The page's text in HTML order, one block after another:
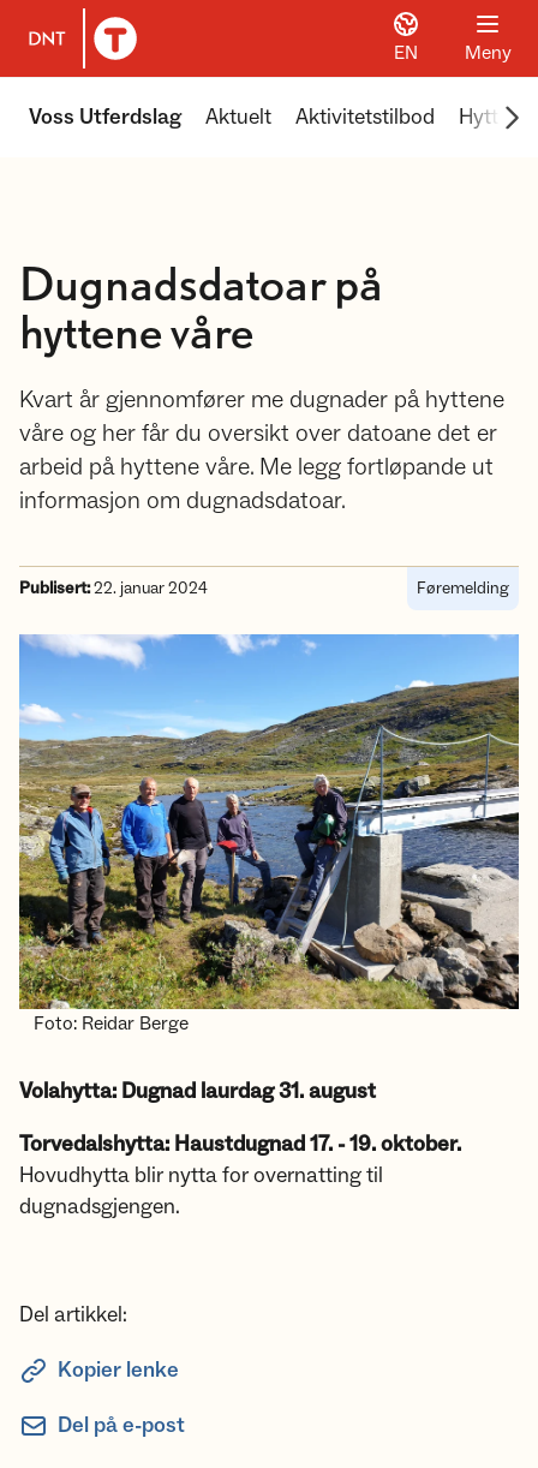
Til DNT.no forside
EN Meny
Voss Utferdslag Aktuelt Aktivitetstilbod Hyttene
Dugnadsdatoar på
hyttene våre
Kvart år gjennomfører me dugnader på hyttene
våre og her får du oversikt over datoane det er
arbeid på hyttene våre. Me legg fortløpande ut
informasjon om dugnadsdatoar.
Publisert:22. januar 2024 Føremelding
Foto: Reidar Berge
Volahytta: Dugnad laurdag 31. august
Torvedalshytta: Haustdugnad 17. - 19. oktober.
Hovudhytta blir nytta for overnatting til
dugnadsgjengen.
Del artikkel:
Kopier lenke
Del på e-post